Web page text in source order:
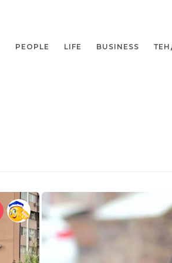
PEOPLE LIFE BUSINESS